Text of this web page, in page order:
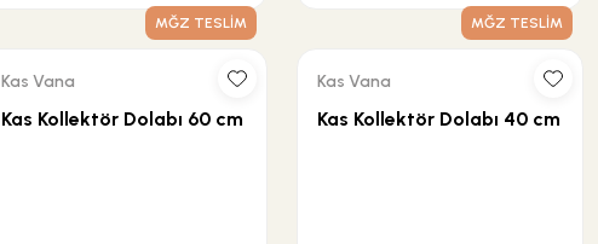
MĞZ TESLİM
Kas Vana
Kas Kollektör Dolabı 60 cm
MĞZ TESLİM
Kas Vana
Kas Kollektör Dolabı 40 cm